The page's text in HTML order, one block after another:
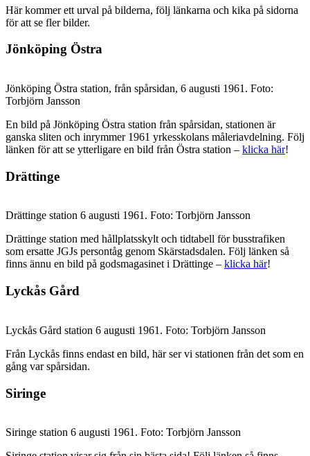
Här kommer ett urval på bilderna, följ länkarna och kika på sidorna
för att se fler bilder.
Jönköping Östra
Jönköping Östra station, från spårsidan, 6 augusti 1961. Foto:
Torbjörn Jansson
En bild på Jönköping Östra station från spårsidan, stationen är
ganska sliten och inrymmer 1961 yrkesskolans måleriavdelning. Följ
länken för att se ytterligare en bild från Östra station – klicka här!
Drättinge
Drättinge station 6 augusti 1961. Foto: Torbjörn Jansson
Drättinge station med hållplatsskylt och tidtabell för busstrafiken
som ersatte JGJs persontåg genom Skärstadsdalen. Följ länken så
finns ännu en bild på godsmagasinet i Drättinge – klicka här!
Lyckås Gård
Lyckås Gård station 6 augusti 1961. Foto: Torbjörn Jansson
Från Lyckås finns endast en bild, här ser vi stationen från det som en
gång var spårsidan.
Siringe
Siringe station 6 augusti 1961. Foto: Torbjörn Jansson